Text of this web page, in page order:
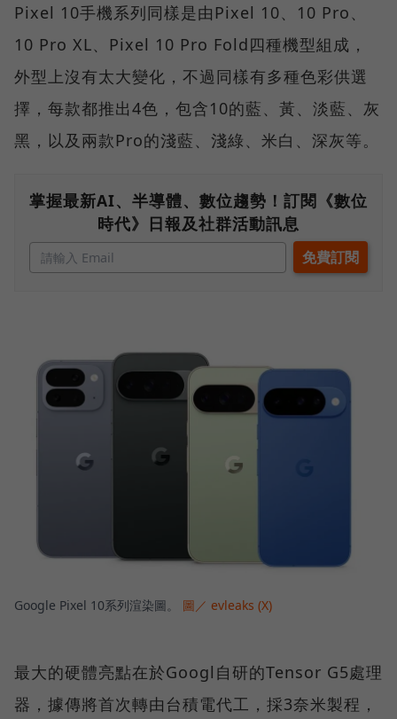
Pixel 10手機系列同樣是由Pixel 10、10 Pro、
10 Pro XL、Pixel 10 Pro Fold四種機型組成，
外型上沒有太大變化，不過同樣有多種色彩供選
擇，每款都推出4色，包含10的藍、黃、淡藍、灰
黑，以及兩款Pro的淺藍、淺綠、米白、深灰等。
掌握最新AI、半導體、數位趨勢！訂閱《數位
時代》日報及社群活動訊息
Google Pixel 10系列渲染圖。 圖／ evleaks (X)
最大的硬體亮點在於Googl自研的Tensor G5處理
器，據傳將首次轉由台積電代工，採3奈米製程，